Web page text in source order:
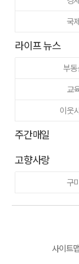
국
라이프 뉴스
부동
교
이웃
주간매일
고향사랑
구
사이트맵